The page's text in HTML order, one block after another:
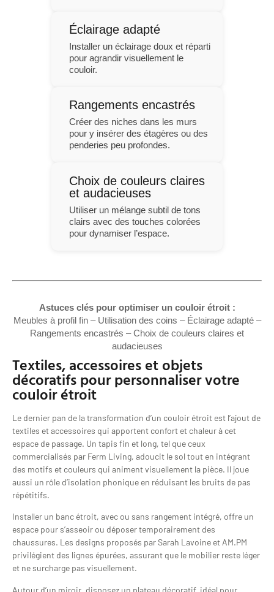
Éclairage adapté
Installer un éclairage doux et réparti
pour agrandir visuellement le
couloir.
Rangements encastrés
Créer des niches dans les murs
pour y insérer des étagères ou des
penderies peu profondes.
Choix de couleurs claires
et audacieuses
Utiliser un mélange subtil de tons
clairs avec des touches colorées
pour dynamiser l’espace.
Astuces clés pour optimiser un couloir étroit :
Meubles à profil fin – Utilisation des coins – Éclairage adapté –
Rangements encastrés – Choix de couleurs claires et
audacieuses
Textiles, accessoires et objets
décoratifs pour personnaliser votre
couloir étroit
Le dernier pan de la transformation d’un couloir étroit est l’ajout de
textiles et accessoires qui apportent confort et chaleur à cet
espace de passage. Un tapis fin et long, tel que ceux
commercialisés par Ferm Living, adoucit le sol tout en intégrant
des motifs et couleurs qui animent visuellement la pièce. Il joue
aussi un rôle d’isolation phonique en réduisant les bruits de pas
répétitifs.
Installer un banc étroit, avec ou sans rangement intégré, offre un
espace pour s’asseoir ou déposer temporairement des
chaussures. Les designs proposés par Sarah Lavoine et AM.PM
privilégient des lignes épurées, assurant que le mobilier reste léger
et ne surcharge pas visuellement.
Autour d’un miroir, disposez un plateau décoratif, idéal pour